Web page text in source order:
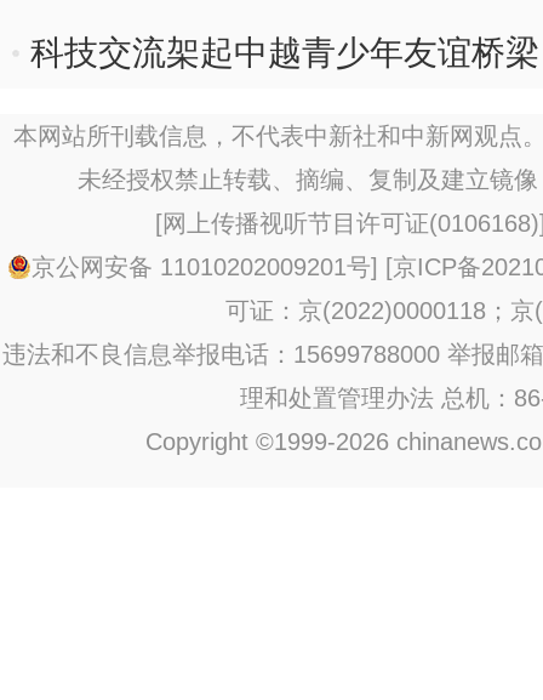
科技交流架起中越青少年友谊桥梁
本网站所刊载信息，不代表中新社和中新网观点
未经授权禁止转载、摘编、复制及建立镜
[网上传播视听节目许可证(0106168)
京公网安备 11010202009201号] [京ICP备
可证：京(2022)0000118；京
违法和不良信息举报电话：15699788000 举报邮
理和处置管理办法 总机：
Copyright ©1999-2026